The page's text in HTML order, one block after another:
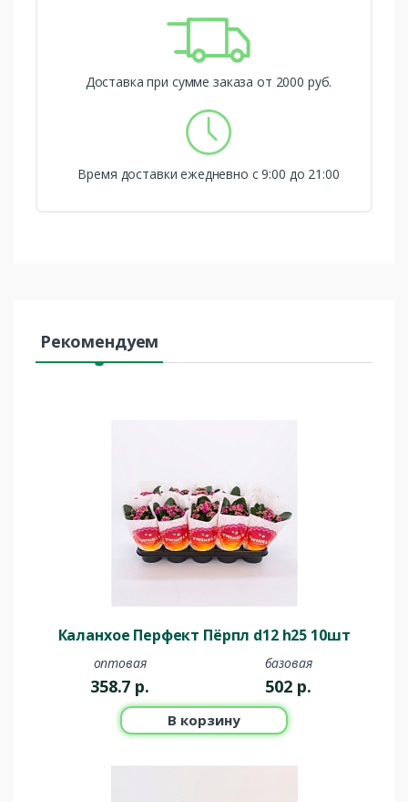
Доставка при сумме заказа от 2000 руб.
Время доставки ежедневно с 9:00 до 21:00
Рекомендуем
Каланхое Перфект Пёрпл d12 h25 10шт
оптовая
358.7 р.
базовая
502 р.
В корзину